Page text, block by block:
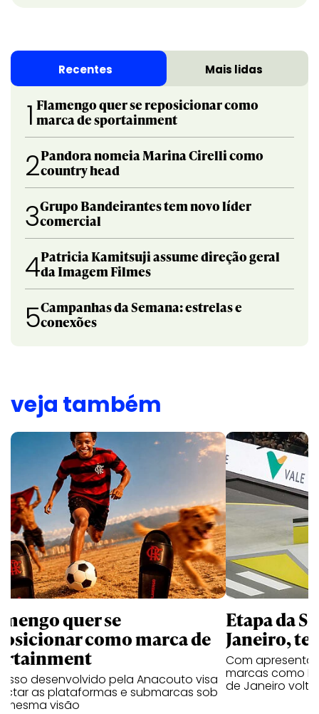
Recentes Mais lidas
1 Flamengo quer se reposicionar como
marca de sportainment
2Pandora nomeia Marina Cirelli como
country head
3Grupo Bandeirantes tem novo líder
comercial
4Patricia Kamitsuji assume direção geral
da Imagem Filmes
5Campanhas da Semana: estrelas e
conexões
veja também
quer se
como marca de
desenvolvido pela Anacouto visa
as plataformas e submarcas sob
mesma visão
Etapa da
Janeiro,
Com
marcas como
de Janeiro